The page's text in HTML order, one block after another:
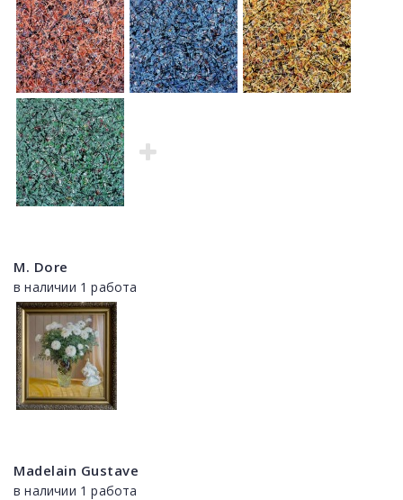
M. Dore
в наличии 1 работа
Madelain Gustave
в наличии 1 работа